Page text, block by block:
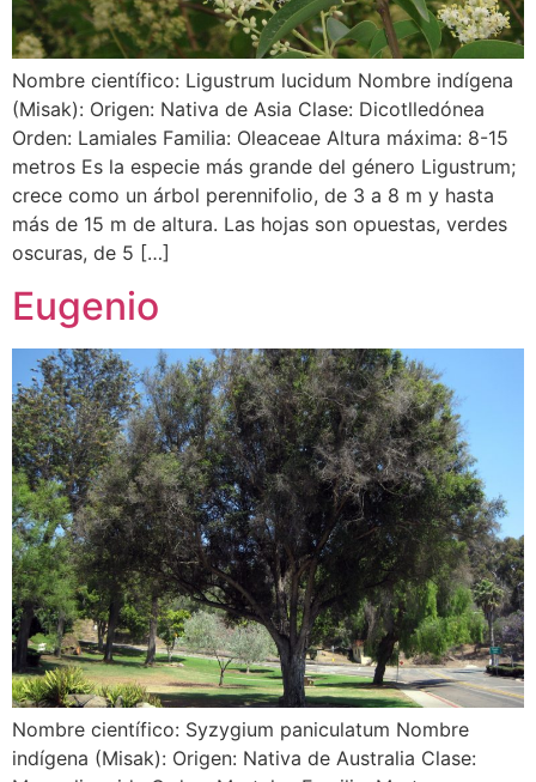
Nombre científico: Ligustrum lucidum Nombre indígena
(Misak): Origen: Nativa de Asia Clase: Dicotlledónea
Orden: Lamiales Familia: Oleaceae Altura máxima: 8-15
metros Es la especie más grande del género Ligustrum;
crece como un árbol perennifolio, de 3 a 8 m y hasta
más de 15 m de altura. Las hojas son opuestas, verdes
oscuras, de 5 […]
Eugenio
Nombre científico: Syzygium paniculatum Nombre
indígena (Misak): Origen: Nativa de Australia Clase: